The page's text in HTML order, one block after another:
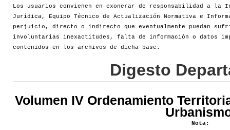
Los usuarios convienen en exonerar de responsabilidad a la
Jurídica, Equipo Técnico de Actualización Normativa e
perjuicio, directo o indirecto que eventualmente puedan
involuntarias inexactitudes, falta de información o datos
contenidos en los archivos de dicha base.
Digesto
Volumen IV Ordenamiento
Nota: